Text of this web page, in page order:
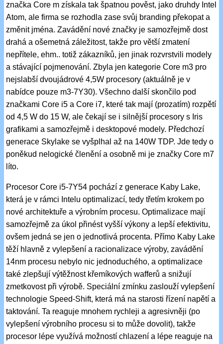
značka Core m získala tak špatnou pověst, jako druhdy Intel
Atom, ale firma se rozhodla zase svůj branding překopat a
změnit jména. Zavádění nové značky je samozřejmě dost
drahá a ošemetná záležitost, takže pro větší zmatení
nepřítele, ehm.. totiž zákazníků, jen jinak rozvrstvili modely
a stávající pojmenování. Zbyla jen kategorie Core m3 pro
nejslabší dvoujádrové 4,5W procesory (aktuálně je v
nabídce pouze m3-7Y30). Všechno další skončilo pod
značkami Core i5 a Core i7, které tak mají (prozatím) rozpětí
od 4,5 W do 15 W, ale čekají se i silnější procesory s Iris
grafikami a samozřejmě i desktopové modely. Předchozí
generace Skylake se vyšplhal až na 140W TDP. Jde tedy o
poněkud nelogické členění a osobně mi je značky Core m7
líto.
Procesor Core i5-7Y54 pochází z generace Kaby Lake,
která je v rámci Intelu optimalizací, tedy třetím krokem po
nové architektuře a výrobním procesu. Optimalizace mají
samozřejmě za úkol přinést vyšší výkony a lepší efektivitu,
ovšem jedná se jen o jednotlivá procenta. Přímo Kaby Lake
těží hlavně z vylepšení a racionalizace výroby, zavádění
14nm procesu nebylo nic jednoduchého, a optimalizace
také zlepšují výtěžnost křemíkových wafferů a snižují
zmetkovost při výrobě. Speciální zmínku zaslouží vylepšení
technologie Speed-Shift, která má na starosti řízení napětí a
taktování. Ta reaguje mnohem rychleji a agresivněji (po
vylepšení výrobního procesu si to může dovolit), takže
procesor lépe využívá možností chlazení a lépe reaguje na